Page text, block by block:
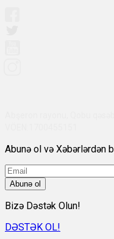
Abunə ol və Xəbərlərdən
Abunə ol
Bizə Dəstək Olun!
DƏSTƏK OL!